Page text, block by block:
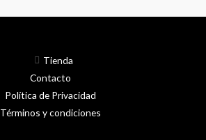
Tienda
Contacto
Política de Privacidad
Términos y condiciones